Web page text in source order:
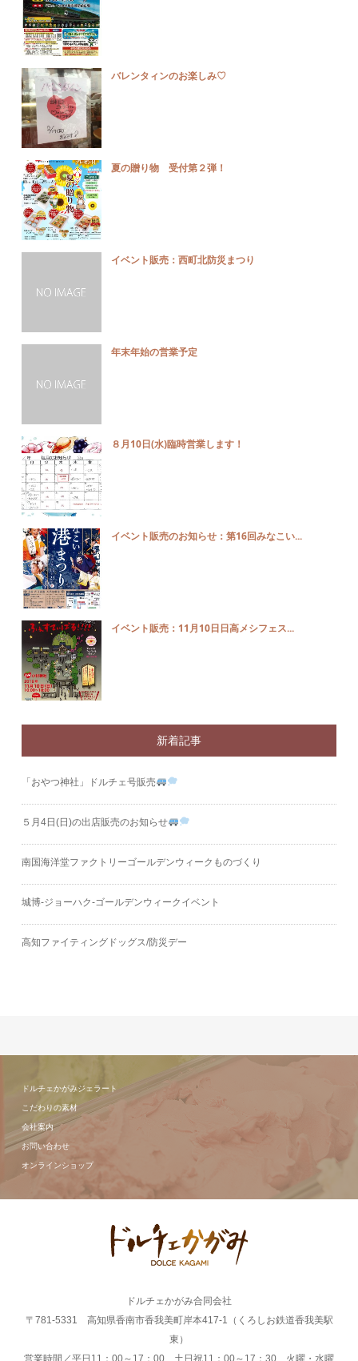
バレンタィンのお楽しみ♡
夏の贈り物 受付第２弾！
イベント販売：西町北防災まつり
年末年始の営業予定
８月10日(水)臨時営業します！
イベント販売のお知らせ：第16回みなこい...
イベント販売：11月10日日高メシフェス...
新着記事
「おやつ神社」ドルチェ号販売
５月4日(日)の出店販売のお知らせ
南国海洋堂ファクトリーゴールデンウィークものづくり
城博‐ジョーハク‐ゴールデンウィークイベント
高知ファイティングドッグス/防災デー
ドルチェかがみジェラート
こだわりの素材
会社案内
お問い合わせ
オンラインショップ
ドルチェかがみ合同会社
〒781-5331 高知県香南市香我美町岸本417-1（くろしお鉄道香我美駅
東）
営業時間／平日11：00～17：00 土日祝11：00～17：30 火曜・水曜